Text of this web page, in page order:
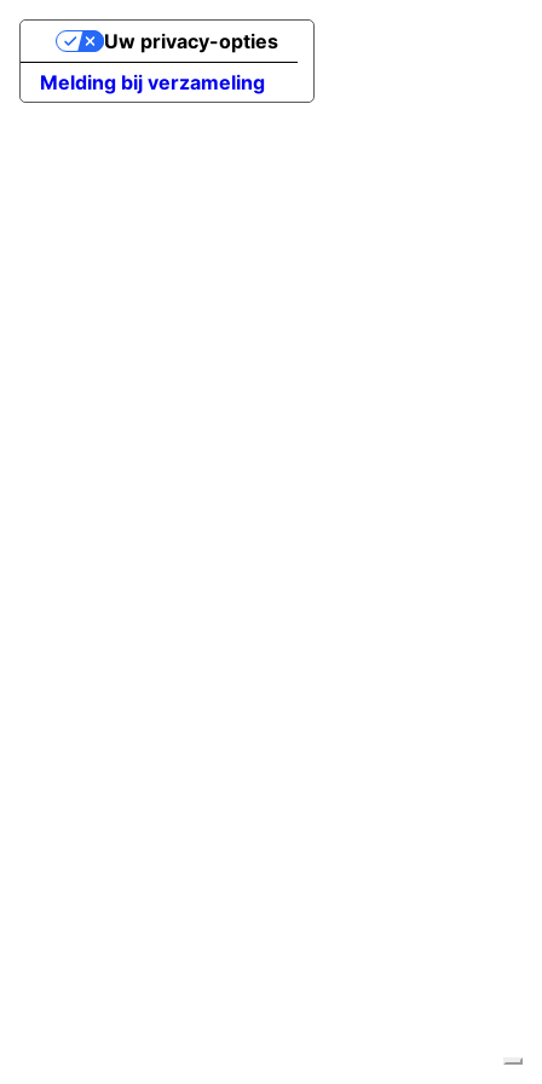
Melding bij verzameling
Uw privacy-opties